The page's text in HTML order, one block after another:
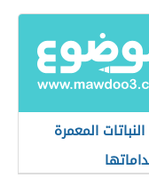
المعمرة